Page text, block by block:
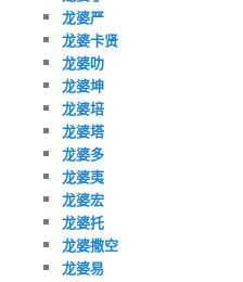
龙婆严
龙婆卡贤
龙婆叻
龙婆坤
龙婆培
龙婆塔
龙婆多
龙婆夷
龙婆宏
龙婆托
龙婆撒空
龙婆易